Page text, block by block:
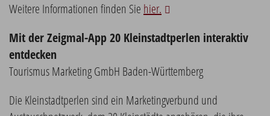
Weitere Informationen finden Sie hier.
Mit der Zeigmal-App 20 Kleinstadtperlen interaktiv
entdecken
Tourismus Marketing GmbH Baden-Württemberg
Die Kleinstadtperlen sind ein Marketingverbund und